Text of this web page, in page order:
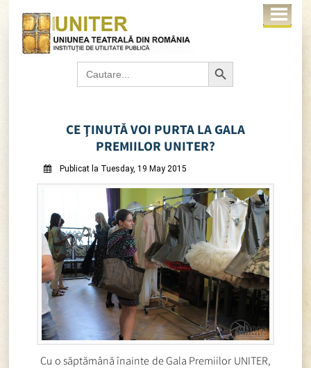
Search
for:
Search Button
CE ŢINUTĂ VOI PURTA LA GALA
PREMIILOR UNITER?
Publicat la Tuesday, 19 May 2015
Cu o săptămână înainte de Gala Premiilor UNITER,